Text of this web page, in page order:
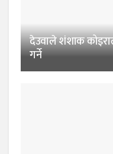
देउवाले शंशाक
गर्ने